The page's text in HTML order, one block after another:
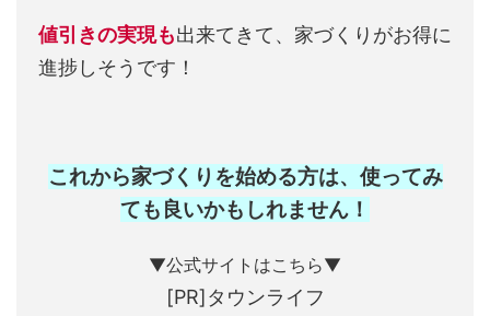
値引きの実現も出来てきて、家づくりがお得に
進捗しそうです！
これから家づくりを始める方は、使ってみ
ても良いかもしれません ！
▼公式サイトはこちら▼
[PR]タウンライフ